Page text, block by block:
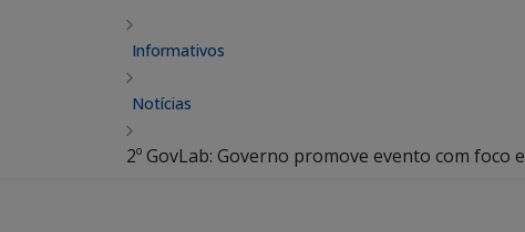
Informativos
Notícias
2º GovLab: Governo promove evento com foco